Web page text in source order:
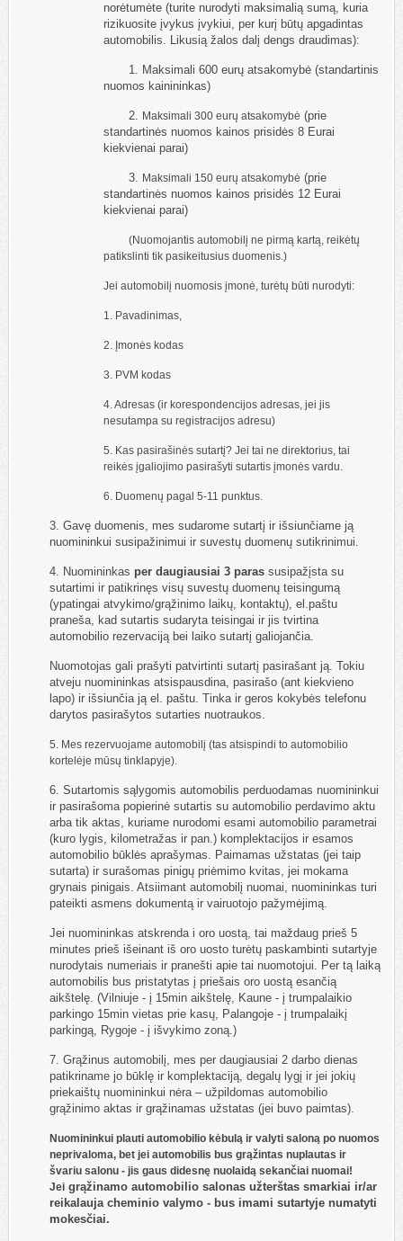
norėtumėte (turite nurodyti maksimalią sumą, kuria
rizikuosite įvykus įvykiui, per kurį būtų apgadintas
automobilis. Likusią žalos dalį dengs draudimas):
1. Maksimali 600 eurų atsakomybė (standartinis
nuomos kainininkas)
2. Maksimali 300 eurų atsakomybė (prie
standartinės nuomos kainos prisidės 8 Eurai
kiekvienai parai)
3. Maksimali 150 eurų atsakomybė (prie
standartinės nuomos kainos prisidės 12 Eurai
kiekvienai parai)
(Nuomojantis automobilį ne pirmą kartą, reikėtų
patikslinti tik pasikeitusius duomenis.)
Jei automobilį nuomosis įmonė, turėtų būti nurodyti:
1. Pavadinimas,
2. Įmonės kodas
3. PVM kodas
4. Adresas (ir korespondencijos adresas, jei jis
nesutampa su registracijos adresu)
5. Kas pasirašinės sutartį? Jei tai ne direktorius, tai
reikės įgaliojimo pasirašyti sutartis įmonės vardu.
6. Duomenų pagal 5-11 punktus.
3. Gavę duomenis, mes sudarome sutartį ir išsiunčiame ją
nuomininkui susipažinimui ir suvestų duomenų sutikrinimui.
4. Nuomininkas per daugiausiai 3 paras susipažįsta su
sutartimi ir patikrinęs visų suvestų duomenų teisingumą
(ypatingai atvykimo/grąžinimo laikų, kontaktų), el.paštu
praneša, kad sutartis sudaryta teisingai ir jis tvirtina
automobilio rezervaciją bei laiko sutartį galiojančia.
Nuomotojas gali prašyti patvirtinti sutartį pasirašant ją. Tokiu
atveju nuomininkas atsispausdina, pasirašo (ant kiekvieno
lapo) ir išsiunčia ją el. paštu. Tinka ir geros kokybės telefonu
darytos pasirašytos sutarties nuotraukos.
5. Mes rezervuojame automobilį (tas atsispindi to automobilio
kortelėje mūsų tinklapyje).
6. Sutartomis sąlygomis automobilis perduodamas nuomininkui
ir pasirašoma popierinė sutartis su automobilio perdavimo aktu
arba tik aktas, kuriame nurodomi esami automobilio parametrai
(kuro lygis, kilometražas ir pan.) komplektacijos ir esamos
automobilio būklės aprašymas. Paimamas užstatas (jei taip
sutarta) ir surašomas pinigų priėmimo kvitas, jei mokama
grynais pinigais. Atsiimant automobilį nuomai, nuomininkas turi
pateikti asmens dokumentą ir vairuotojo pažymėjimą.
Jei nuomininkas atskrenda i oro uostą, tai maždaug prieš 5
minutes prieš išeinant iš oro uosto turėtų paskambinti sutartyje
nurodytais numeriais ir pranešti apie tai nuomotojui. Per tą laiką
automobilis bus pristatytas į priešais oro uostą esančią
aikštelę. (Vilniuje - į 15min aikštelę, Kaune - į trumpalaikio
parkingo 15min vietas prie kasų, Palangoje - į trumpalaikį
parkingą, Rygoje - į išvykimo zoną.)
7. Grąžinus automobilį, mes per daugiausiai 2 darbo dienas
patikriname jo būklę ir komplektaciją, degalų lygį ir jei jokių
priekaištų nuomininkui nėra – užpildomas automobilio
grąžinimo aktas ir grąžinamas užstatas (jei buvo paimtas).
Nuomininkui plauti automobilio kėbulą ir valyti saloną po nuomos
neprivaloma, bet jei automobilis bus grąžintas nuplautas ir
švariu salonu - jis gaus didesnę nuolaidą sekančiai nuomai!
Jei grąžinamo automobilio salonas užterštas smarkiai ir/ar
reikalauja cheminio valymo - bus imami sutartyje numatyti
mokesčiai.